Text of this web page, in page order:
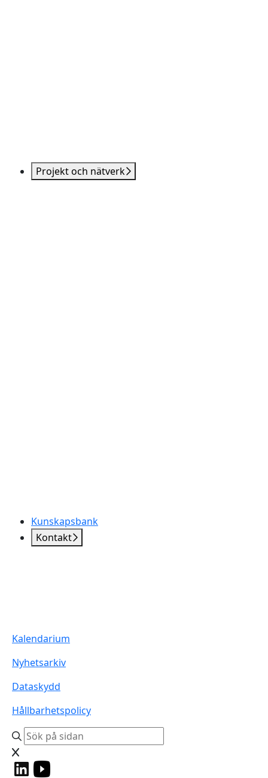
Projekt och nätverk
Kunskapsbank
Kontakt
Kalendarium
Nyhetsarkiv
Dataskydd
Hållbarhetspolicy